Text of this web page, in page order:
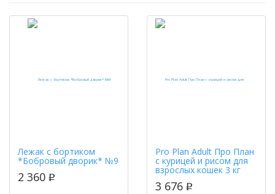
Лежак с бортиком
*Бобровый дворик* №9
2 360 p
Pro Plan Adult Про План
с курицей и рисом для
взрослых кошек 3 кг
3 676 p